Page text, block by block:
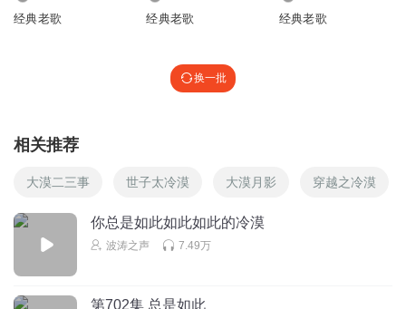
经典老歌 经典老歌 经典老歌
换一批
相关推荐
大漠二三事 世子太冷漠 大漠月影 穿越之冷漠
你总是如此如此如此的冷漠
波涛之声 7.49万
第702集 总是如此